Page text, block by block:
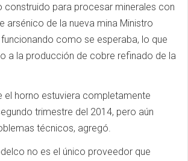
construido para procesar minerales con
arsénico de la nueva mina Ministro
como se esperaba, lo que
a la producción de cobre refinado de la
el horno estuviera completamente
trimestre del 2014, pero aún
técnicos, agregó.
no es el único proveedor que